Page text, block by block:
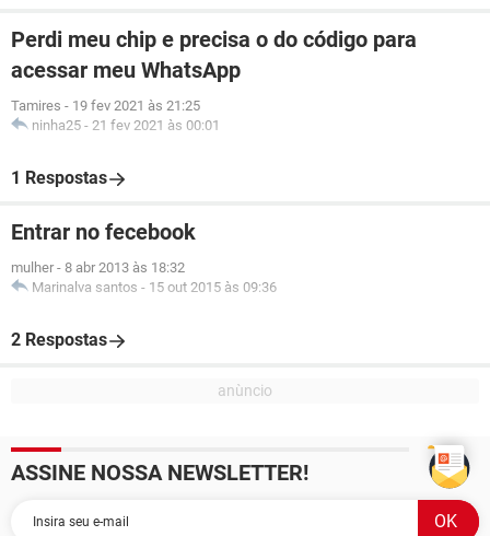
Perdi meu chip e precisa o do código para
acessar meu WhatsApp
Tamires - 19 fev 2021 às 21:25
ninha25 - 21 fev 2021 às 00:01
1 Respostas
Entrar no fecebook
mulher - 8 abr 2013 às 18:32
Marinalva santos - 15 out 2015 às 09:36
2 Respostas
ASSINE NOSSA NEWSLETTER!